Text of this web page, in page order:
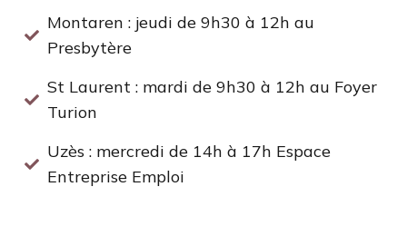
Montaren : jeudi de 9h30 à 12h au
Presbytère
St Laurent : mardi de 9h30 à 12h au Foyer
Turion
Uzès : mercredi de 14h à 17h Espace
Entreprise Emploi